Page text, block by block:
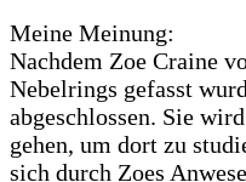
Meine Meinung:
Nachdem Zoe Craine
Nebelrings gefasst
abgeschlossen. Sie
gehen, um dort zu
sich durch Zoes